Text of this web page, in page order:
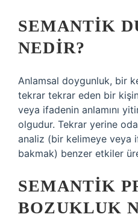
SEMANTIK
NEDIR?
Anlamsal doygunluk, bir
tekrar tekrar eden bir
veya ifadenin anlamını
olgudur. Tekrar yerine
analiz (bir kelimeye veya
bakmak) benzer etkiler
SEMANTIK
BOZUKLUK